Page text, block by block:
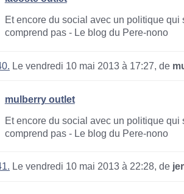
Et encore du social avec un politique qui
comprend pas - Le blog du Pere-nono
Le vendredi 10 mai 2013 à 17:27, de
mulberry outlet
Et encore du social avec un politique qui
comprend pas - Le blog du Pere-nono
Le vendredi 10 mai 2013 à 22:28, de